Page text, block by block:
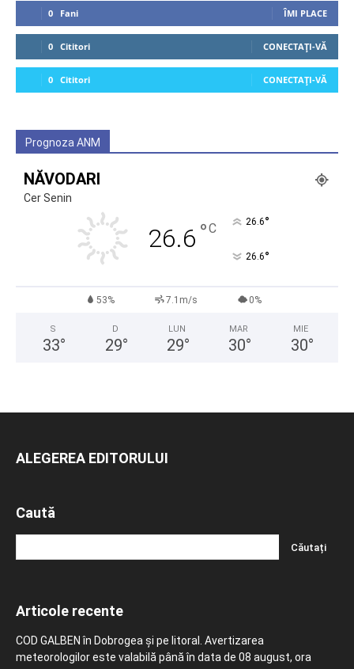
0 Fani ÎMI PLACE
0 Cititori CONECTAȚI-VĂ
0 Cititori CONECTAȚI-VĂ
Prognoza ANM
NĂVODARI
Cer Senin
26.6 °C 26.6°
26.6°
53% 7.1m/s 0%
S
33°
D
29°
LUN
29°
MAR
30°
MIE
30°
ALEGEREA EDITORULUI
Caută
Articole recente
COD GALBEN în Dobrogea și pe litoral. Avertizarea
meteorologilor este valabilă până în data de 08 august, ora